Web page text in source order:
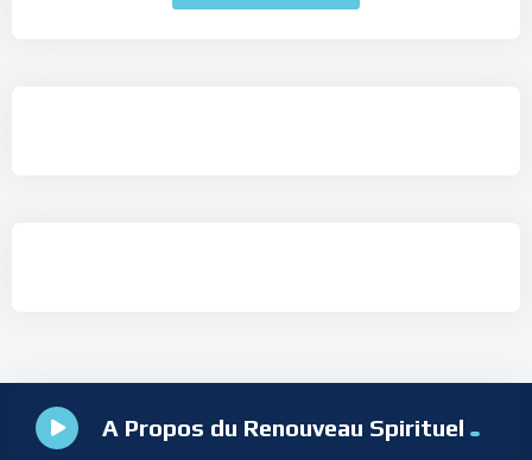
A Propos du Renouveau Spirituel